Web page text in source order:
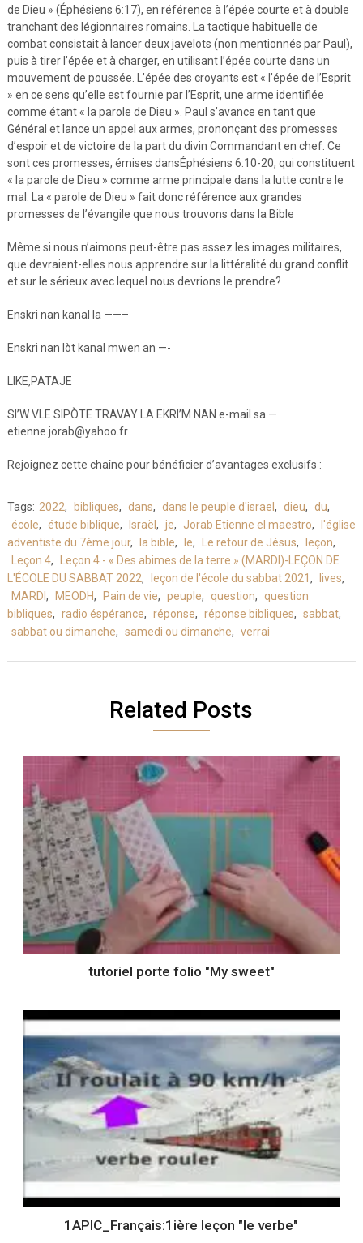
de Dieu » (Éphésiens 6:17), en référence à l’épée courte et à double
tranchant des légionnaires romains. La tactique habituelle de
combat consistait à lancer deux javelots (non mentionnés par Paul),
puis à tirer l’épée et à charger, en utilisant l’épée courte dans un
mouvement de poussée. L’épée des croyants est « l’épée de l’Esprit
» en ce sens qu’elle est fournie par l’Esprit, une arme identifiée
comme étant « la parole de Dieu ». Paul s’avance en tant que
Général et lance un appel aux armes, prononçant des promesses
d’espoir et de victoire de la part du divin Commandant en chef. Ce
sont ces promesses, émises dansÉphésiens 6:10-20, qui constituent
« la parole de Dieu » comme arme principale dans la lutte contre le
mal. La « parole de Dieu » fait donc référence aux grandes
promesses de l’évangile que nous trouvons dans la Bible
Même si nous n’aimons peut-être pas assez les images militaires,
que devraient-elles nous apprendre sur la littéralité du grand conflit
et sur le sérieux avec lequel nous devrions le prendre?
Enskri nan kanal la ——–
Enskri nan lòt kanal mwen an —-
LIKE,PATAJE
SI’W VLE SIPÒTE TRAVAY LA EKRI’M NAN e-mail sa —
etienne.jorab@yahoo.fr
Rejoignez cette chaîne pour bénéficier d’avantages exclusifs :
Tags: 2022, bibliques, dans, dans le peuple d'israel , dieu, du,
école, étude biblique, Israël , je, Jorab Etienne el maestro,
l'église
adventiste du 7ème jour, la bible, le, Le retour de Jésus, leçon,
Leçon 4,
Leçon 4 - « Des abimes de la terre » (MARDI)-LEÇON DE
L'ÉCOLE DU SABBAT 2022, leçon de l'école du sabbat 2021 , lives,
MARDI , MEODH, Pain de vie, peuple, question, question
bibliques, radio éspérance, réponse, réponse bibliques, sabbat,
sabbat ou dimanche, samedi ou dimanche, verrai
Related Posts
tutoriel porte folio "My sweet"
1APIC_Français:1ière leçon "le verbe"